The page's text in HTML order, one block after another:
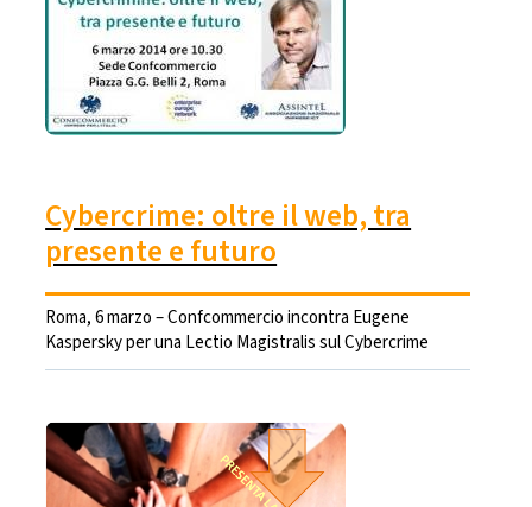
Cybercrime: oltre il web, tra
presente e futuro
Roma, 6 marzo – Confcommercio incontra Eugene
Kaspersky per una Lectio Magistralis sul Cybercrime